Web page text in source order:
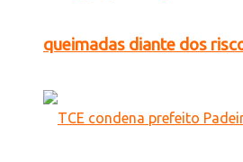
queimadas diante dos